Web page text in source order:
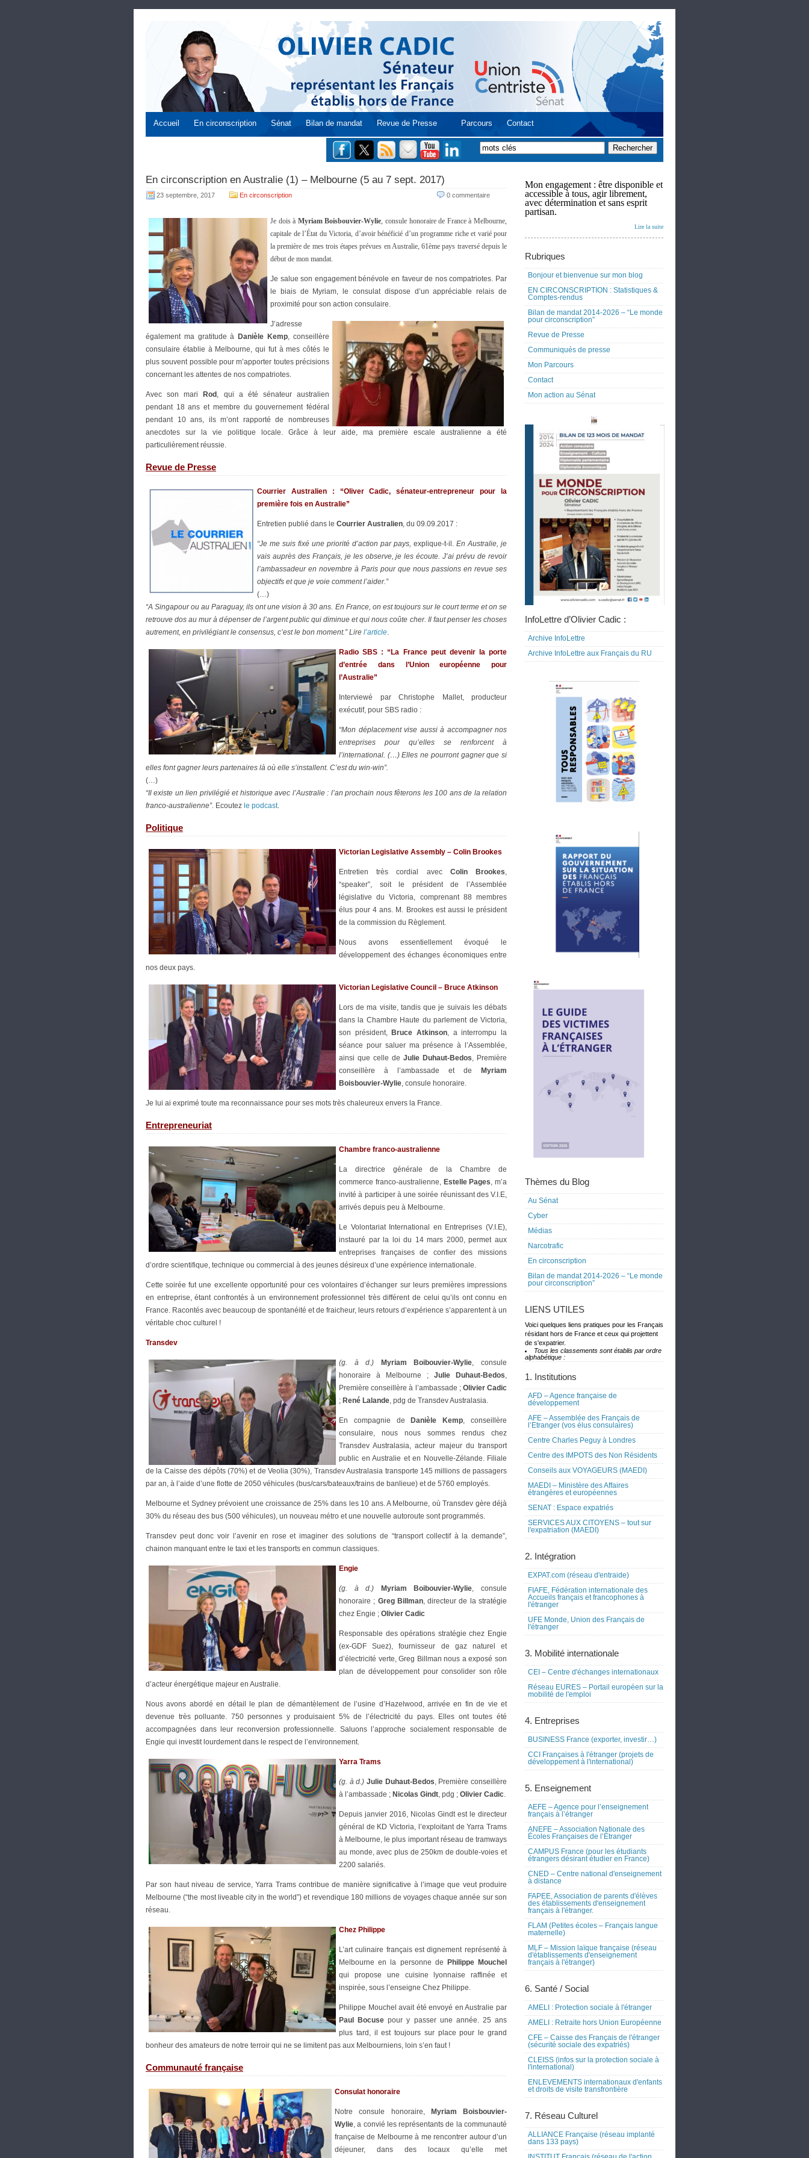
Accueil En circonscription Sénat Bilan de mandat Revue de Presse Parcours Contact
En circonscription en Australie (1) – Melbourne (5 au 7 sept. 2017)
23 septembre, 2017 En circonscription 0 commentaire
Je dois à Myriam Boisbouvier-Wylie, consule honoraire de France à Melbourne,
capitale de l’État du Victoria, d’avoir bénéficié d’un programme riche et varié pour
la première de mes trois étapes prévues en Australie, 61ème pays traversé depuis le
début de mon mandat.
Je salue son engagement bénévole en faveur de nos compatriotes. Par
le biais de Myriam, le consulat dispose d’un appréciable relais de
proximité pour son action consulaire.
J’adresse
également ma gratitude à Danièle Kemp, conseillère
consulaire établie à Melbourne, qui fut à mes côtés le
plus souvent possible pour m’apporter toutes précisions
concernant les attentes de nos compatriotes.
Avec son mari Rod , qui a été sénateur australien
pendant 18 ans et membre du gouvernement fédéral
pendant 10 ans, ils m’ont rapporté de nombreuses
anecdotes sur la vie politique locale. Grâce à leur aide, ma première escale australienne a été
particulièrement réussie.
Revue de Presse
Courrier Australien : “Oliver Cadic, sénateur-entrepreneur pour la
première fois en Australie”
Entretien publié dans le Courrier Australien, du 09.09.2017 :
“Je me suis fixé une priorité d’action par pays, explique-t-il. En Australie, je
vais auprès des Français, je les observe, je les écoute. J’ai prévu de revoir
l’ambassadeur en novembre à Paris pour que nous passions en revue ses
objectifs et que je voie comment l’aider.”
(…)
“A Singapour ou au Paraguay, ils ont une vision à 30 ans. En France, on est toujours sur le court terme et on se
retrouve dos au mur à dépenser de l’argent public qui diminue et qui nous coûte cher. Il faut penser les choses
autrement, en privilégiant le consensus, c’est le bon moment.” Lire l’article.
Radio SBS : “La France peut devenir la porte
d’entrée dans l’Union européenne pour
l’Australie”
Interviewé par Christophe Mallet, producteur
exécutif, pour SBS radio :
“Mon déplacement vise aussi à accompagner nos
entreprises pour qu’elles se renforcent à
l’international. (…) Elles ne pourront gagner que si
elles font gagner leurs partenaires là où elle s’installent. C’est du win-win”.
(…)
“Il existe un lien privilégié et historique avec l’Australie : l’an prochain nous fêterons les 100 ans de la relation
franco-australienne”. Ecoutez le podcast.
Politique
Victorian Legislative Assembly – Colin Brookes
Entretien très cordial avec Colin Brookes,
“speaker”, soit le président de l’Assemblée
législative du Victoria, comprenant 88 membres
élus pour 4 ans. M. Brookes est aussi le président
de la commission du Règlement.
Nous avons essentiellement évoqué le
développement des échanges économiques entre
nos deux pays.
Victorian Legislative Council – Bruce Atkinson
Lors de ma visite, tandis que je suivais les débats
dans la Chambre Haute du parlement de Victoria,
son président, Bruce Atkinson, a interrompu la
séance pour saluer ma présence à l’Assemblée,
ainsi que celle de Julie Duhaut-Bedos, Première
conseillère à l’ambassade et de
Myriam
Boisbouvier-Wylie, consule honoraire.
Je lui ai exprimé toute ma reconnaissance pour ses mots très chaleureux envers la France.
Entrepreneuriat
Chambre franco-australienne
La directrice générale de la Chambre de
commerce franco-australienne, Estelle Pages, m’a
invité à participer à une soirée réunissant des V.I.E,
arrivés depuis peu à Melbourne.
Le Volontariat International en Entreprises (V.I.E),
instauré par la loi du 14 mars 2000, permet aux
entreprises françaises de confier des missions
d’ordre scientifique, technique ou commercial à des jeunes désireux d’une expérience internationale.
Cette soirée fut une excellente opportunité pour ces volontaires d’échanger sur leurs premières impressions
en entreprise, étant confrontés à un environnement professionnel très différent de celui qu’ils ont connu en
France. Racontés avec beaucoup de spontanéité et de fraicheur, leurs retours d’expérience s’apparentent à un
véritable choc culturel !
Transdev
(g. à d.) Myriam Boibouvier-Wylie, consule
honoraire à Melbourne ; Julie Duhaut-Bedos,
Première conseillère à l’ambassade ; Olivier Cadic
; René Lalande, pdg de Transdev Australasia.
En compagnie de Danièle Kemp, conseillère
consulaire, nous nous sommes rendus chez
Transdev Australasia, acteur majeur du transport
public en Australie et en Nouvelle-Zélande. Filiale
de la Caisse des dépôts (70%) et de Veolia (30%), Transdev Australasia transporte 145 millions de passagers
par an, à l’aide d’une flotte de 2050 véhicules (bus/cars/bateaux/trains de banlieue) et de 5760 employés.
Melbourne et Sydney prévoient une croissance de 25% dans les 10 ans. A Melbourne, où Transdev gère déjà
30% du réseau des bus (500 véhicules), un nouveau métro et une nouvelle autoroute sont programmés.
Transdev peut donc voir l’avenir en rose et imaginer des solutions de “transport collectif à la demande”,
chainon manquant entre le taxi et les transports en commun classiques.
Engie
(g. à d.) Myriam Boibouvier-Wylie, consule
honoraire ; Greg Billman, directeur de la stratégie
chez Engie ; Olivier Cadic
Responsable des opérations stratégie chez Engie
(ex-GDF Suez), fournisseur de gaz naturel et
d’électricité verte, Greg Billman nous a exposé son
plan de développement pour consolider son rôle
d’acteur énergétique majeur en Australie.
Nous avons abordé en détail le plan de démantèlement de l’usine d’Hazelwood, arrivée en fin de vie et
devenue très polluante. 750 personnes y produisaient 5% de l’électricité du pays. Elles ont toutes été
accompagnées dans leur reconversion professionnelle. Saluons l’approche socialement responsable de
Engie qui investit lourdement dans le respect de l’environnement.
Yarra Trams
(g. à d.) Julie Duhaut-Bedos, Première conseillère
à l’ambassade ; Nicolas Gindt, pdg ; Olivier Cadic.
Depuis janvier 2016, Nicolas Gindt est le directeur
général de KD Victoria, l’exploitant de Yarra Trams
à Melbourne, le plus important réseau de tramways
au monde, avec plus de 250km de double-voies et
2200 salariés.
Par son haut niveau de service, Yarra Trams contribue de manière significative à l’image que veut produire
Melbourne (“the most liveable city in the world”) et revendique 180 millions de voyages chaque année sur son
réseau.
Chez Philippe
L’art culinaire français est dignement représenté à
Melbourne en la personne de
Philippe Mouchel
qui propose une cuisine lyonnaise raffinée et
inspirée, sous l’enseigne Chez Philippe.
Philippe Mouchel avait été envoyé en Australie par
Paul Bocuse pour y passer une année. 25 ans
plus tard, il est toujours sur place pour le grand
bonheur des amateurs de notre terroir qui ne se limitent pas aux Melbourniens, loin s’en faut !
Communauté française
Consulat honoraire
Notre consule honoraire,
Myriam Boisbouvier-
Wylie, a convié les représentants de la communauté
française de Melbourne à me rencontrer autour d’un
déjeuner, dans des locaux qu’elle met
Mon engagement : être disponible et
accessible à tous, agir librement,
avec détermination et sans esprit
partisan.
Lire la suite
Rubriques
Bonjour et bienvenue sur mon blog
EN CIRCONSCRIPTION : Statistiques &
Comptes-rendus
Bilan de mandat 2014-2026 – “Le monde
pour circonscription”
Revue de Presse
Communiqués de presse
Mon Parcours
Contact
Mon action au Sénat
InfoLettre d’Olivier Cadic :
Archive InfoLettre
Archive InfoLettre aux Français du RU
Thèmes du Blog
Au Sénat
Cyber
Médias
Narcotrafic
En circonscription
Bilan de mandat 2014-2026 – “Le monde
pour circonscription”
LIENS UTILES
Voici quelques liens pratiques pour les Français
résidant hors de France et ceux qui projettent
de s'expatrier.
Tous les classements sont établis par ordre
alphabétique :
1. Institutions
AFD – Agence française de
développement
AFE – Assemblée des Français de
l’Etranger (vos élus consulaires)
Centre Charles Peguy à Londres
Centre des IMPOTS des Non Résidents
Conseils aux VOYAGEURS (MAEDI)
MAEDI – Ministère des Affaires
étrangères et européennes
SENAT : Espace expatriés
SERVICES AUX CITOYENS – tout sur
l'expatriation (MAEDI)
2. Intégration
EXPAT.com (réseau d'entraide)
FIAFE, Fédération internationale des
Accueils français et francophones à
l'étranger
UFE Monde, Union des Français de
l'étranger
3. Mobilité internationale
CEI – Centre d'échanges internationaux
Réseau EURES – Portail européen sur la
mobilité de l'emploi
4. Entreprises
BUSINESS France (exporter, investir…)
CCI Françaises à l'étranger (projets de
développement à l'international)
5. Enseignement
AEFE – Agence pour l’enseignement
français à l’étranger
ANEFE – Association Nationale des
Écoles Françaises de l’Étranger
CAMPUS France (pour les étudiants
étrangers désirant étudier en France)
CNED – Centre national d'enseignement
à distance
FAPEE, Association de parents d'élèves
des établissements d'enseignement
français à l'étranger.
FLAM (Petites écoles – Français langue
maternelle)
MLF – Mission laïque française (réseau
d'établissements d'enseignement
français à l'étranger)
6. Santé / Social
AMELI : Protection sociale à l'étranger
AMELI : Retraite hors Union Européenne
CFE – Caisse des Français de l'étranger
(sécurité sociale des expatriés)
CLEISS (infos sur la protection sociale à
l'international)
ENLEVEMENTS internationaux d'enfants
et droits de visite transfrontière
7. Réseau Culturel
ALLIANCE Française (réseau implanté
dans 133 pays)